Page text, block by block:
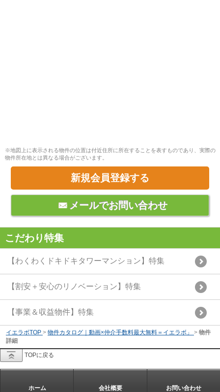
※地図上に表示される物件の位置は付近住所に所在することを表すものであり、実際の
物件所在地とは異なる場合がございます。
新規会員登録する
メールでお問い合わせ
こだわり特集
【わくわくドキドキタワーマンション】特集
【割安＋安心のリノベーション】特集
【事業＆収益物件】特集
イエラボTOP > 物件カタログ｜動画×仲介手数料最大無料＝イエラボ」 > 物件
詳細
TOPに戻る
ホーム 会社概要 お問い合わせ